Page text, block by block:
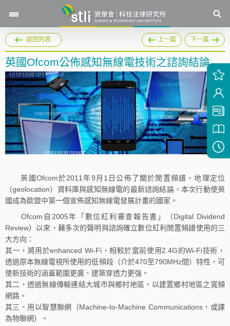
返回列表 上一篇 下一篇
英國Ofcom公佈感知無線電技術之諮詢結論
英國Ofcom於2011年9月1日公佈了關於閒置頻譜、地理定位
（geolocation）資料庫與感知無線電的最新諮詢結論，本次行動使英
國成為歐盟中第一個宣佈感知無線電發展計畫的國家。
Ofcom自2005年「數位紅利審查報告書」（Digital Dividend
Review）以來，藉多次的聲明與諮詢確立數位紅利閒置頻譜使用的三
大方向：
其一，將用於enhanced Wi-Fi，相較於當前使用2.4G的Wi-Fi技術，
透過原本無線電視所使用的低頻段（介於470至790MHz間）特性，可
使新技術的涵蓋範圍更廣、建築穿透力更強。
其二，透過無線傳輸連結大城市與鄉村地區，以建置鄉村地區之寬頻
網路。
其三、用以智慧聯網（Machine-to-Machine Communications，或譯
為物聯網）。